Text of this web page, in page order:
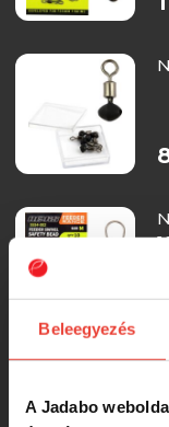
Beleegyezés
A Jadabo